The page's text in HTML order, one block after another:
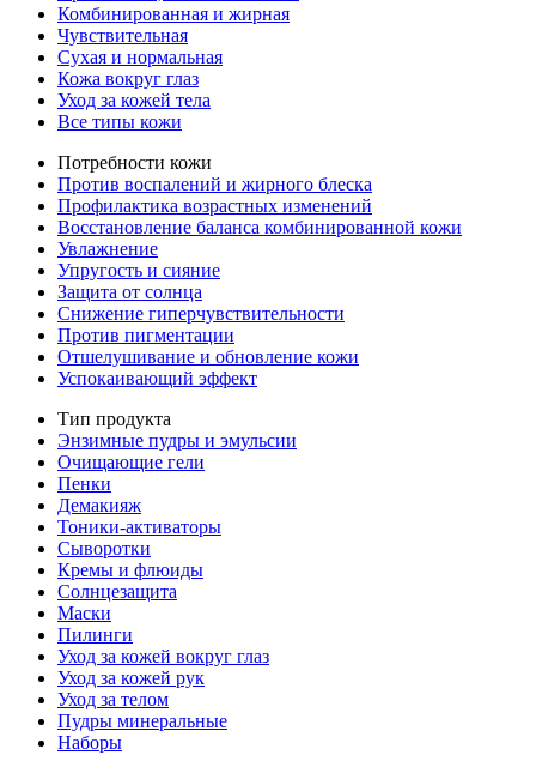
Комбинированная и жирная
Чувствительная
Сухая и нормальная
Кожа вокруг глаз
Уход за кожей тела
Все типы кожи
Потребности кожи
Против воспалений и жирного блеска
Профилактика возрастных изменений
Восстановление баланса комбинированной кожи
Увлажнение
Упругость и сияние
Защита от солнца
Снижение гиперчувствительности
Против пигментации
Отшелушивание и обновление кожи
Успокаивающий эффект
Тип продукта
Энзимные пудры и эмульсии
Очищающие гели
Пенки
Демакияж
Тоники-активаторы
Сыворотки
Кремы и флюиды
Солнцезащита
Маски
Пилинги
Уход за кожей вокруг глаз
Уход за кожей рук
Уход за телом
Пудры минеральные
Наборы